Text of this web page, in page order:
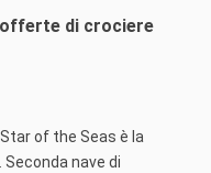
di crociere
of the Seas è la
. Seconda nave di